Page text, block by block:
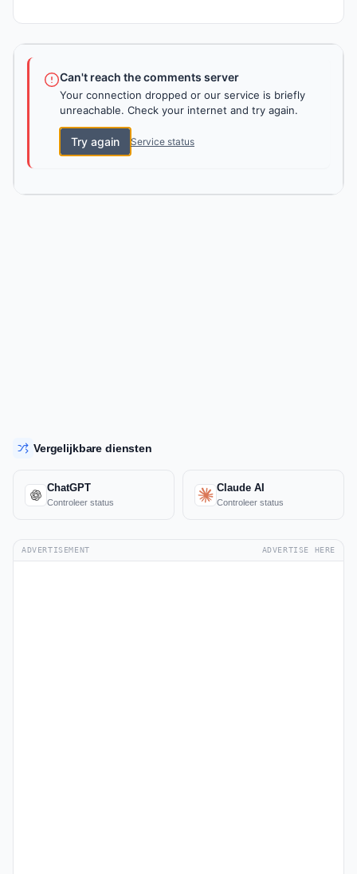
Can't reach the comments server
Your connection dropped or our service is briefly
unreachable. Check your internet and try again.
Try again Service status
Vergelijkbare diensten
ChatGPT
Controleer status
Claude AI
Controleer status
ADVERTISEMENT ADVERTISE HERE